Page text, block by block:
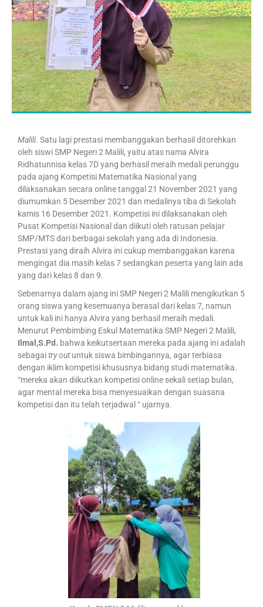
Malili. Satu lagi prestasi membanggakan berhasil ditorehkan
oleh siswi SMP Negeri 2 Malili, yaitu atas nama Alvira
Ridhatunnisa kelas 7D yang berhasil meraih medali perunggu
pada ajang Kompetisi Matematika Nasional yang
dilaksanakan secara online tanggal 21 November 2021 yang
diumumkan 5 Desember 2021 dan medalinya tiba di Sekolah
kamis 16 Desember 2021. Kompetisi ini dilaksanakan oleh
Pusat Kompetisi Nasional dan diikuti oleh ratusan pelajar
SMP/MTS dari berbagai sekolah yang ada di Indonesia.
Prestasi yang diraih Alvira ini cukup membanggakan karena
mengingat dia masih kelas 7 sedangkan peserta yang lain ada
yang dari kelas 8 dan 9.
Sebenarnya dalam ajang ini SMP Negeri 2 Malili mengikutkan 5
orang siswa yang kesemuanya berasal dari kelas 7, namun
untuk kali ini hanya Alvira yang berhasil meraih medali.
Menurut Pembimbing Eskul Matematika SMP Negeri 2 Malili,
Ilmal,S.Pd. bahwa keikutsertaan mereka pada ajang ini adalah
sebagaitry outuntuk siswa bimbingannya, agar terbiasa
dengan iklim kompetisi khususnya bidang studi matematika.
“mereka akan diikutkan kompetisi online sekali setiap bulan,
agar mental mereka bisa menyesuaikan dengan suasana
kompetisi dan itu telah terjadwal “ ujarnya.